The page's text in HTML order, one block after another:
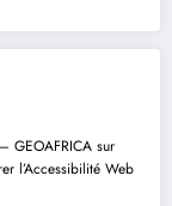
GEOAFRICA sur
l’Accessibilité Web